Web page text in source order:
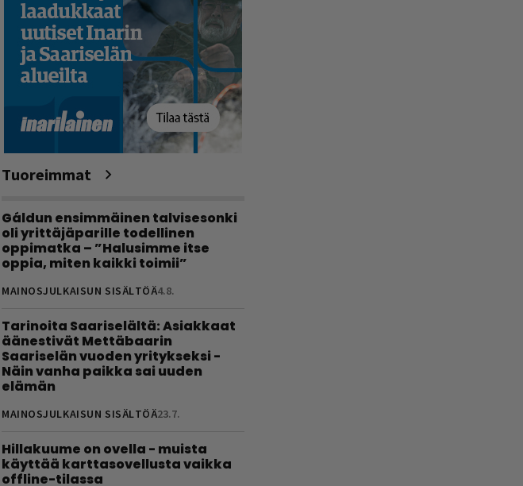
Tuoreimmat
Gáldun ensimmäinen talvisesonki
oli yrittäjäparille todellinen
oppimatka – ”Halusimme itse
oppia, miten kaikki toimii”
MAINOSJULKAISUN SISÄLTÖÄ4.8.
Tarinoita Saariselältä: Asiakkaat
äänestivät Mettäbaarin
Saariselän vuoden yritykseksi -
Näin vanha paikka sai uuden
elämän
MAINOSJULKAISUN SISÄLTÖÄ23.7.
Hillakuume on ovella - muista
käyttää karttasovellusta vaikka
offline-tilassa